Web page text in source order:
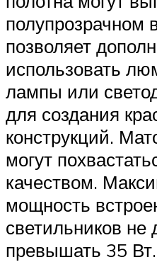
полупрозрачном
позволяет
использовать
лампы или
для создания
конструкций.
могут
качеством.
мощность
светильников не
превышать 35 Вт.